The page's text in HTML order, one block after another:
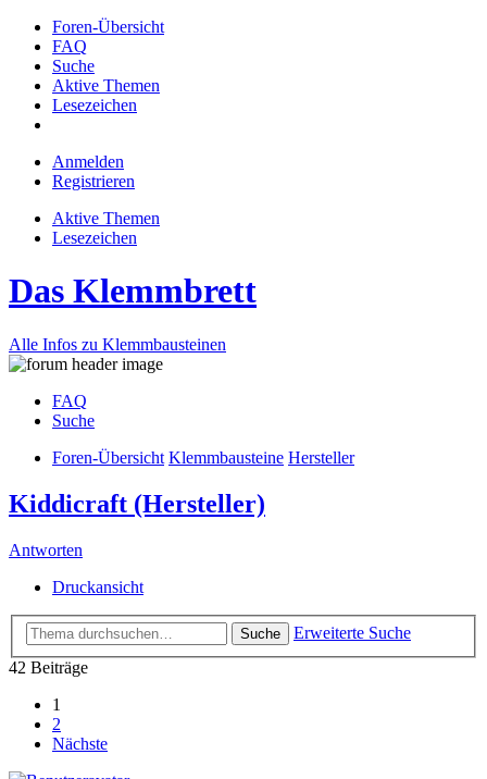
Foren-Übersicht
FAQ
Suche
Aktive Themen
Lesezeichen
Anmelden
Registrieren
Aktive Themen
Lesezeichen
Das Klemmbrett
Alle Infos zu Klemmbausteinen
FAQ
Suche
Foren-Übersicht Klemmbausteine Hersteller
Kiddicraft (Hersteller)
Antworten
Druckansicht
Suche
Erweiterte Suche
42 Beiträge
1
2
Nächste